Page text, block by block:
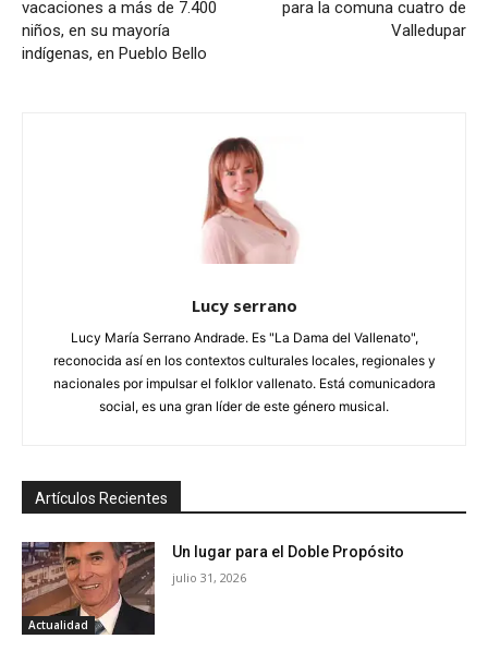
vacaciones a más de 7.400
niños, en su mayoría
indígenas, en Pueblo Bello
para la comuna cuatro de
Valledupar
Lucy serrano
Lucy María Serrano Andrade. Es "La Dama del Vallenato",
reconocida así en los contextos culturales locales, regionales y
nacionales por impulsar el folklor vallenato. Está comunicadora
social, es una gran líder de este género musical.
Artículos Recientes
Actualidad
Un lugar para el Doble Propósito
julio 31, 2026